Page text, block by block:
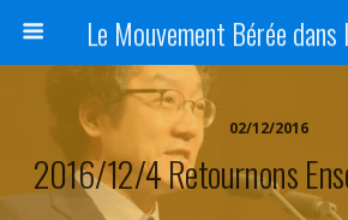
02/12/2016
2016/12/4 Retournons